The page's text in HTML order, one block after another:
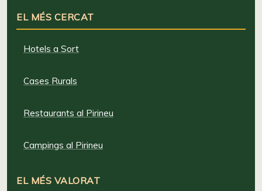
EL MÉS CERCAT
Hotels a Sort
Cases Rurals
Restaurants al Pirineu
Campings al Pirineu
EL MÉS VALORAT